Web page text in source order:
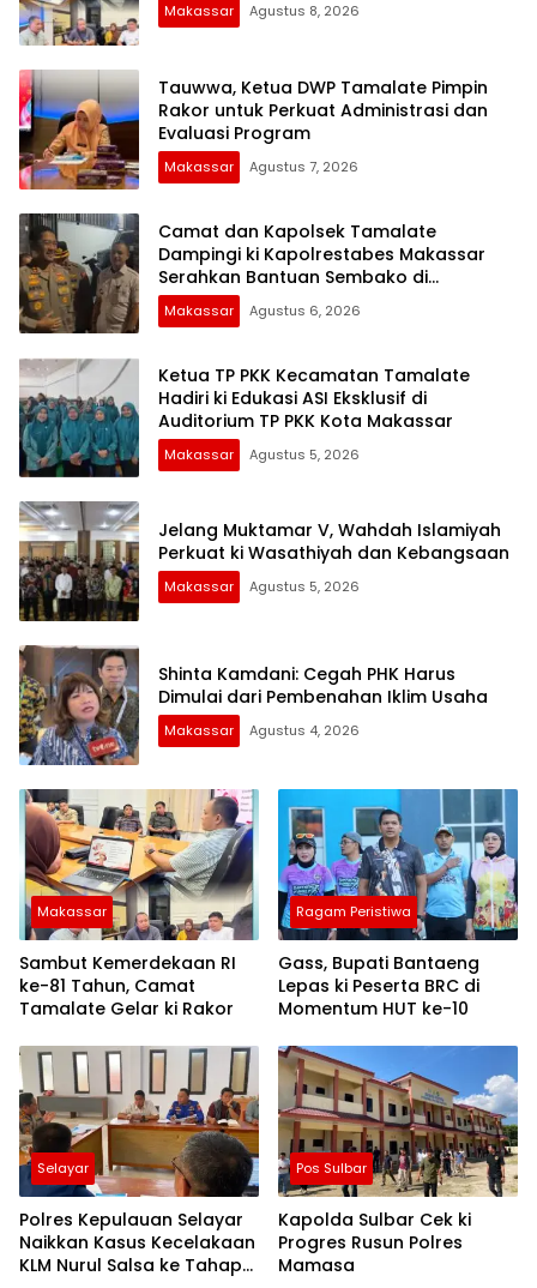
Makassar Agustus 8, 2026
Tauwwa, Ketua DWP Tamalate Pimpin
Rakor untuk Perkuat Administrasi dan
Evaluasi Program
Makassar Agustus 7, 2026
Camat dan Kapolsek Tamalate
Dampingi ki Kapolrestabes Makassar
Serahkan Bantuan Sembako di
Bontoduri
Makassar Agustus 6, 2026
Ketua TP PKK Kecamatan Tamalate
Hadiri ki Edukasi ASI Eksklusif di
Auditorium TP PKK Kota Makassar
Makassar Agustus 5, 2026
Jelang Muktamar V, Wahdah Islamiyah
Perkuat ki Wasathiyah dan Kebangsaan
Makassar Agustus 5, 2026
Shinta Kamdani: Cegah PHK Harus
Dimulai dari Pembenahan Iklim Usaha
Makassar Agustus 4, 2026
Makassar
Sambut Kemerdekaan RI
ke-81 Tahun, Camat
Tamalate Gelar ki Rakor
Ragam Peristiwa
Gass, Bupati Bantaeng
Lepas ki Peserta BRC di
Momentum HUT ke-10
Selayar
Polres Kepulauan Selayar
Naikkan Kasus Kecelakaan
KLM Nurul Salsa ke Tahap
Pos Sulbar
Kapolda Sulbar Cek ki
Progres Rusun Polres
Mamasa